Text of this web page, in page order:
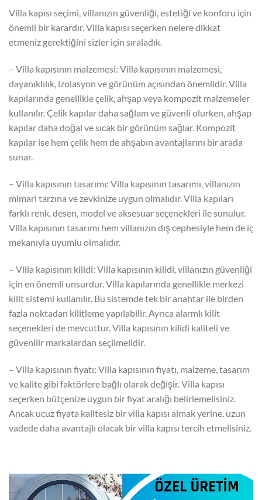
Villa kapısı seçimi, villanızın güvenliği, estetiği ve konforu için
önemli bir karardır. Villa kapısı seçerken nelere dikkat
etmeniz gerektiğini sizler için sıraladık.
– Villa kapısının malzemesi: Villa kapısının malzemesi,
dayanıklılık, izolasyon ve görünüm açısından önemlidir. Villa
kapılarında genellikle çelik, ahşap veya kompozit malzemeler
kullanılır. Çelik kapılar daha sağlam ve güvenli olurken, ahşap
kapılar daha doğal ve sıcak bir görünüm sağlar. Kompozit
kapılar ise hem çelik hem de ahşabın avantajlarını bir arada
sunar.
– Villa kapısının tasarımı: Villa kapısının tasarımı, villanızın
mimari tarzına ve zevkinize uygun olmalıdır. Villa kapıları
farklı renk, desen, model ve aksesuar seçenekleri ile sunulur.
Villa kapısının tasarımı hem villanızın dış cephesiyle hem de iç
mekanıyla uyumlu olmalıdır.
– Villa kapısının kilidi: Villa kapısının kilidi, villanızın güvenliği
için en önemli unsurdur. Villa kapılarında genellikle merkezi
kilit sistemi kullanılır. Bu sistemde tek bir anahtar ile birden
fazla noktadan kilitleme yapılabilir. Ayrıca alarmlı kilit
seçenekleri de mevcuttur. Villa kapısının kilidi kaliteli ve
güvenilir markalardan seçilmelidir.
– Villa kapısının fiyatı: Villa kapısının fiyatı, malzeme, tasarım
ve kalite gibi faktörlere bağlı olarak değişir. Villa kapısı
seçerken bütçenize uygun bir fiyat aralığı belirlemelisiniz.
Ancak ucuz fiyata kalitesiz bir villa kapısı almak yerine, uzun
vadede daha avantajlı olacak bir villa kapısı tercih etmelisiniz.
Video
oynatıcı